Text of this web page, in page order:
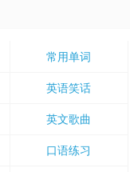
常用单词
英语笑话
英文歌曲
口语练习